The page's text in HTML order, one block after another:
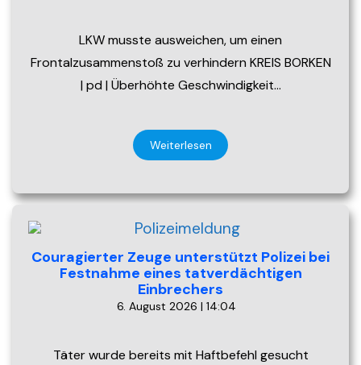
LKW musste ausweichen, um einen
Frontalzusammenstoß zu verhindern KREIS BORKEN
| pd | Überhöhte Geschwindigkeit…
Weiterlesen
Couragierter Zeuge unterstützt Polizei bei
Festnahme eines tatverdächtigen
Einbrechers
6. August 2026 | 14:04
Täter wurde bereits mit Haftbefehl gesucht